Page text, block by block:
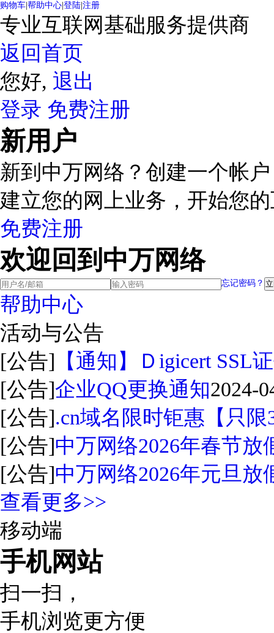
购物车 帮助中心 登陆 注册
专业互联网基础服务提供商
返回首页
您好, 退出
登录 免费注册
新用户
新到中万网络？创建一个帐
建立您的网上业务，开始您
免费注册
欢迎回到中万网络
忘记密码？
帮助中心
活动与公告
[公告] 【通知】Ｄigicert SSL
[公告]企业QQ更换通知2024-
[公告].cn域名限时钜惠【只限
[公告]中万网络2026年春节放
[公告]中万网络2026年元旦放
查看更多>>
移动端
手机网站
扫一扫，
手机浏览更方便